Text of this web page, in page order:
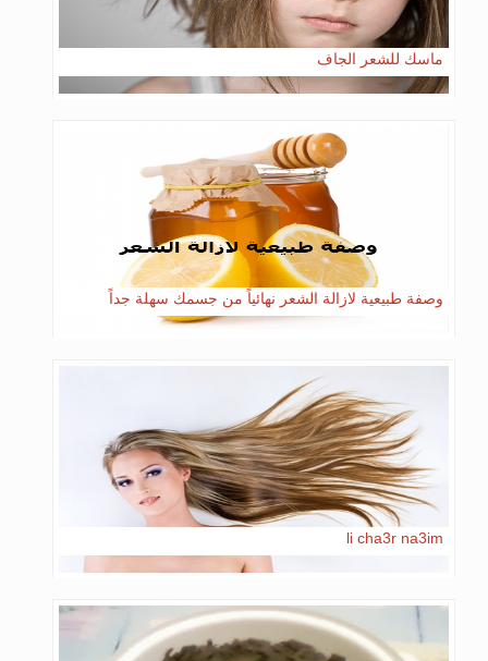
ماسك للشعر الجاف
وصفة طبيعية لازالة الشعر نهائياً من جسمك سهلة جداً
li cha3r na3im